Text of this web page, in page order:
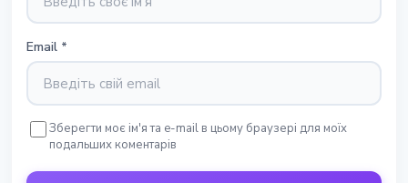
Email *
Зберегти моє ім'я та e-mail в цьому браузері для моїх
подальших коментарів